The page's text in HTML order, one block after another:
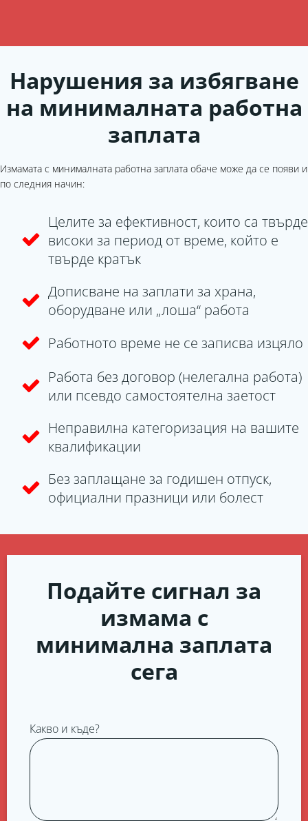
Нарушения за избягване
на минималната работна
заплата
Измамата с минималната работна заплата обаче може да се появи и
по следния начин:
Целите за ефективност, които са твърде
високи за период от време, който е
твърде кратък
Дописване на заплати за храна,
оборудване или „лоша“ работа
Работното време не се записва изцяло
Работа без договор (нелегална работа)
или псевдо самостоятелна заетост
Неправилна категоризация на вашите
квалификации
Без заплащане за годишен отпуск,
официални празници или болест
Подайте сигнал за
измама с
минимална заплата
сега
Какво и къде?